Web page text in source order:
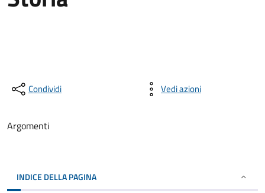
Condividi Vedi azioni
Argomenti
INDICE DELLA PAGINA